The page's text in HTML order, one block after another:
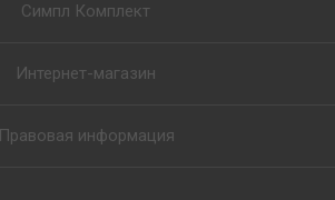
Симпл Комплект
Интернет-магазин
Правовая информация